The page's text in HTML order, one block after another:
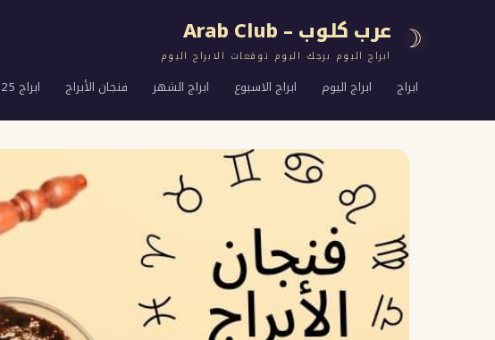
☽ عرب كلوب – Arab Club
ابراج اليوم برجك اليوم توقعات الابراج اليوم
ابراج ابراج اليوم ابراج الاسبوع ابراج الشهر فنجان الأبراج ابراج 2025